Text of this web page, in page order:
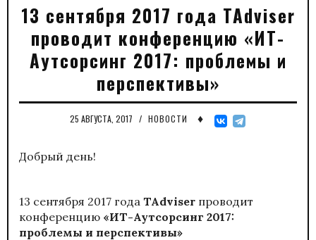
13 сентября 2017 года TAdviser
проводит конференцию «ИТ-
Аутсорсинг 2017: проблемы и
перспективы»
25 АВГУСТА, 2017 / НОВОСТИ ♦
Добрый день!
13 сентября 2017 года TAdviser проводит
конференцию «ИТ-Аутсорсинг 2017:
проблемы и перспективы»